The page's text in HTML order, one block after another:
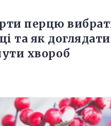
перцю
та як
хвороб